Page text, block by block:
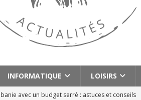
INFORMATIQUE LOISIRS
avec un budget serré : astuces et conseils